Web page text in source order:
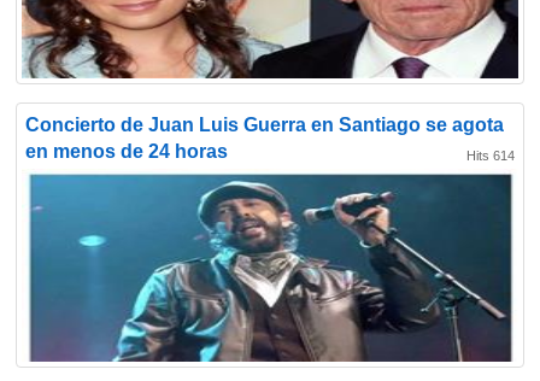
Concierto de Juan Luis Guerra en Santiago se agota
en menos de 24 horas
Hits 614